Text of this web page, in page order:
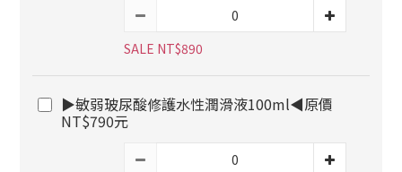
SALE NT$890
▶敏弱玻尿酸修護水性潤滑液100ml◀原價
NT$790元